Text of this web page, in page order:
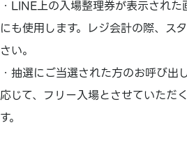
・LINE上の入場整理券が表示され
にも使用します。レジ会計の際、ス
さい。
・抽選にご当選された方のお呼び出
応じて、フリー入場とさせていただ
す。